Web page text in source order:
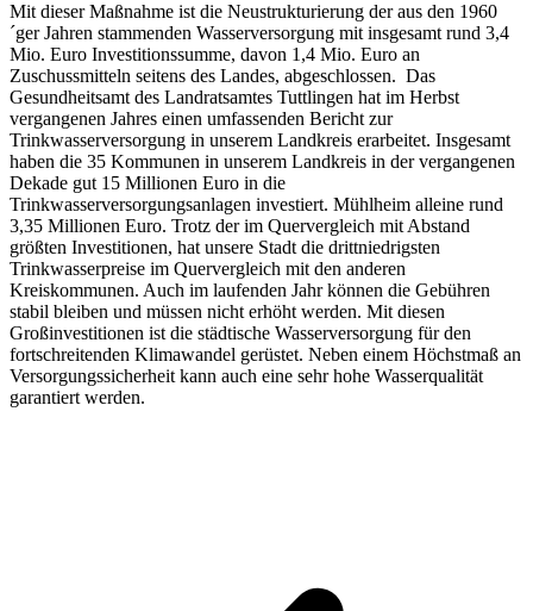
Mit dieser Maßnahme ist die Neustrukturierung der aus den 1960
´ger Jahren stammenden Wasserversorgung mit insgesamt rund 3,4
Mio. Euro Investitionssumme, davon 1,4 Mio. Euro an
Zuschussmitteln seitens des Landes, abgeschlossen. Das
Gesundheitsamt des Landratsamtes Tuttlingen hat im Herbst
vergangenen Jahres einen umfassenden Bericht zur
Trinkwasserversorgung in unserem Landkreis erarbeitet. Insgesamt
haben die 35 Kommunen in unserem Landkreis in der vergangenen
Dekade gut 15 Millionen Euro in die
Trinkwasserversorgungsanlagen investiert. Mühlheim alleine rund
3,35 Millionen Euro. Trotz der im Quervergleich mit Abstand
größten Investitionen, hat unsere Stadt die drittniedrigsten
Trinkwasserpreise im Quervergleich mit den anderen
Kreiskommunen. Auch im laufenden Jahr können die Gebühren
stabil bleiben und müssen nicht erhöht werden. Mit diesen
Großinvestitionen ist die städtische Wasserversorgung für den
fortschreitenden Klimawandel gerüstet. Neben einem Höchstmaß an
Versorgungssicherheit kann auch eine sehr hohe Wasserqualität
garantiert werden.